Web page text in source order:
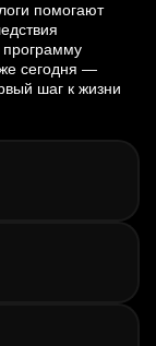
помогают
программу
сегодня —
шаг к жизни